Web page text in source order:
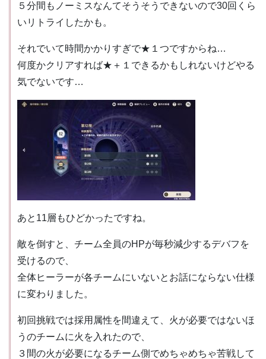
５分間もノーミスなんてそうそうできないので30回くら
いリトライしたかも。
それでいて時間かかりすぎで★１つですからね…
何度かクリアすれば★＋１できるかもしれないけどやる
気でないです…
あと11層もひどかったですね。
敵を倒すと、チーム全員のHPが毎秒減少するデバフを
受けるので、
全体ヒーラーが各チームにいないとお話にならない仕様
に変わりました。
初回挑戦では採用属性を間違えて、火が必要ではないほ
うのチームに火を入れたので、
３間の火が必要になるチーム側でめちゃめちゃ苦戦して